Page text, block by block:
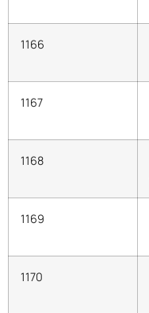
1166
1167
1168
1169
1170